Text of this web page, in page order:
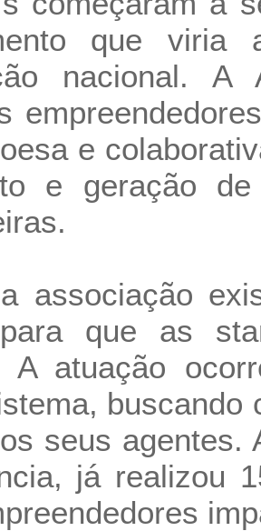
que viria
nacional. A
e
e geração
associação
que as
A atuação
buscando
seus agentes.
já realizou